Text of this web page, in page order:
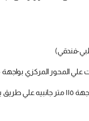
فندقي)
المركزي بواجهة ٩٠ متر أمام المونوريل
📍و دايركت بواجهة ١١٥ متر